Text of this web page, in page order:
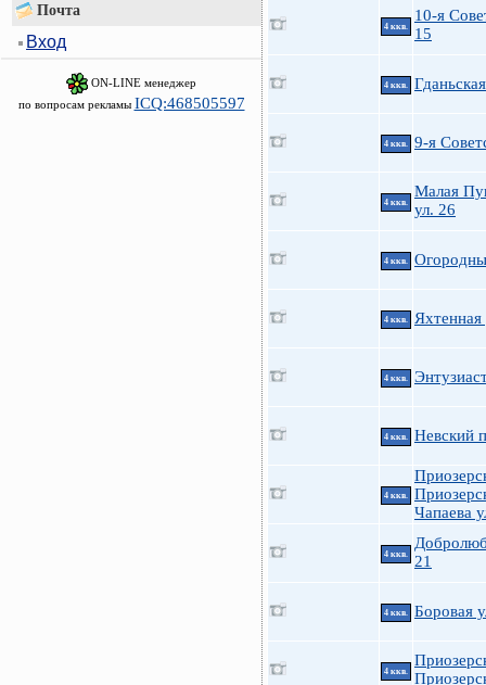
Почта
Вход
ON-LINE менеджер
по вопросам рекламы ICQ:468505597
4 ккв.
10-я
15
4 ккв.
4 ккв. 9-я
4 ккв.
Малая
ул. 26
4 ккв.
4 ккв. Яхтенная
4 ккв.
4 ккв. Невский
4 ккв.
Чапаева
4 ккв.
21
4 ккв. Боровая
4 ккв.